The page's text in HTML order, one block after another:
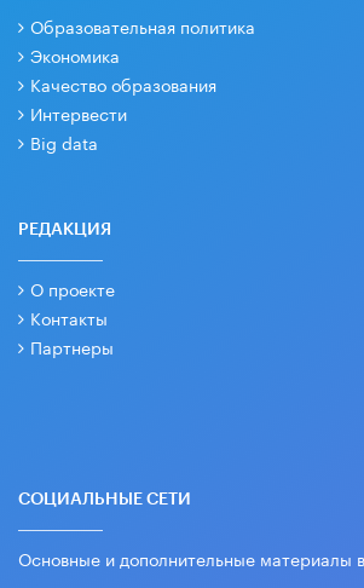
Образовательная политика
Экономика
Качество образования
Интервести
Big data
РЕДАКЦИЯ
О проекте
Контакты
Партнеры
СОЦИАЛЬНЫЕ СЕТИ
Основные и дополнительные материалы